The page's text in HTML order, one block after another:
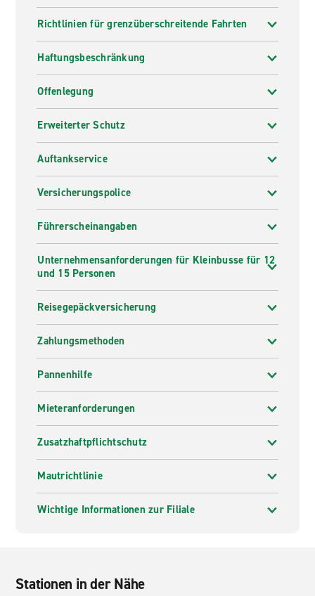
Richtlinien für grenzüberschreitende Fahrten
Haftungsbeschränkung
Offenlegung
Erweiterter Schutz
Auftankservice
Versicherungspolice
Führerscheinangaben
Unternehmensanforderungen für Kleinbusse für 12
und 15 Personen
Reisegepäckversicherung
Zahlungsmethoden
Pannenhilfe
Mieteranforderungen
Zusatzhaftpflichtschutz
Mautrichtlinie
Wichtige Informationen zur Filiale
Stationen in der Nähe